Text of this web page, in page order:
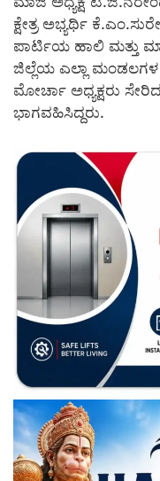
ಕ್ಷೇತ್ರ ಅಭ್ಯರ್ಥಿ
ಪಾರ್ಟಿಯ ಹಾಲಿ ಮತ್ತು
ಜಿಲ್ಲೆಯ ಎಲ್ಲಾ ಮಂಡಲಗಳ
ಮೋರ್ಚಾ ಅಧ್ಯಕ್ಷರು
ಭಾಗವಹಿಸಿದ್ದರು.